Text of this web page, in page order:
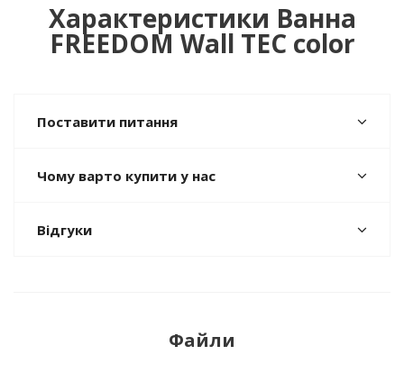
Характеристики Ванна
FREEDOM Wall TEC color
Поставити питання
Чому варто купити у нас
Відгуки
Файли